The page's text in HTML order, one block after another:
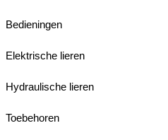
Bedieningen
Elektrische lieren
Hydraulische lieren
Toebehoren